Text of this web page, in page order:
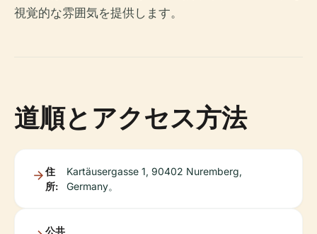
視覚的な雰囲気を提供します。
道順とアクセス方法
住
所:
Kartäusergasse 1, 90402 Nuremberg,
Germany。
公共